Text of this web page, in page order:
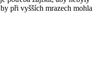
při vyšších mrazech mohla